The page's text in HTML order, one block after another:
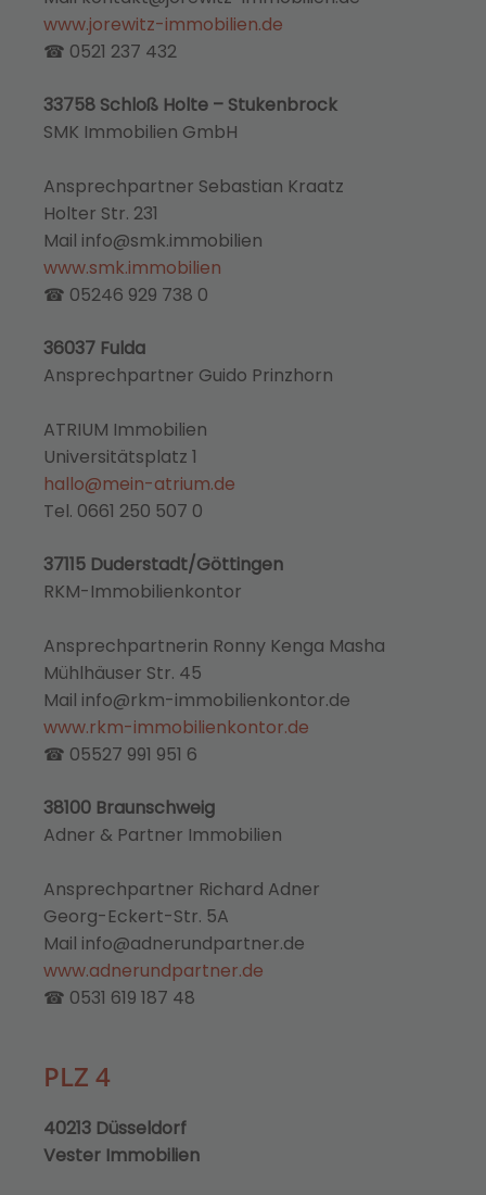
www.jorewitz-immobilien.de
☎ 0521 237 432
33758 Schloß Holte – Stukenbrock
SMK Immobilien GmbH
Ansprechpartner Sebastian Kraatz
Holter Str. 231
Mail info@smk.immobilien
www.smk.immobilien
☎ 05246 929 738 0
36037 Fulda
Ansprechpartner Guido Prinzhorn
ATRIUM Immobilien
Universitätsplatz 1
hallo@mein-atrium.de
Tel. 0661 250 507 0
37115 Duderstadt/Göttingen
RKM-Immobilienkontor
Ansprechpartnerin Ronny Kenga Masha
Mühlhäuser Str. 45
Mail info@rkm-immobilienkontor.de
www.rkm-immobilienkontor.de
☎ 05527 991 951 6
38100 Braunschweig
Adner & Partner Immobilien
Ansprechpartner Richard Adner
Georg-Eckert-Str. 5A
Mail info@adnerundpartner.de
www.adnerundpartner.de
☎ 0531 619 187 48
PLZ 4
40213 Düsseldorf
Vester Immobilien